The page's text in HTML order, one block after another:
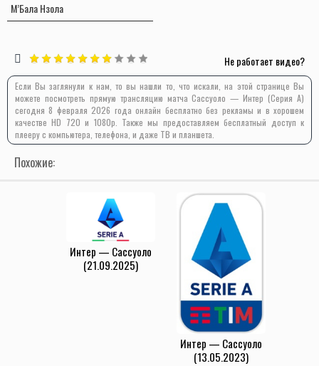
М’Бала Нзола
Не работает видео?
Если Вы заглянули к нам, то вы нашли то, что искали, на этой странице Вы
можете посмотреть прямую трансляцию матча Сассуоло — Интер (Серия А)
сегодня 8 февраля 2026 года онлайн бесплатно без рекламы и в хорошем
качестве HD 720 и 1080p. Также мы предоставляем бесплатный доступ к
плееру с компьютера, телефона, и даже ТВ и планшета.
Похожие:
Интер — Сассуоло
(21.09.2025)
Интер — Сассуоло
(13.05.2023)